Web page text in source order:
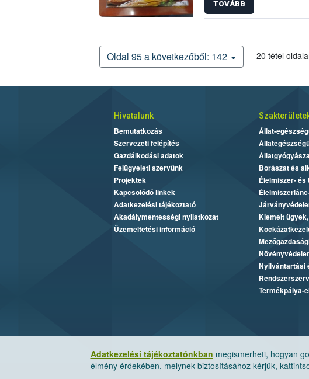
TOVÁBB
Oldal 95 a következőből: 142 — 20 tétel
Adatkezelési tájékoztatónkban megismerheti, hogyan
élmény érdekében, melynek biztosításához kérjük,
Hivatalunk
Bemutatkozás
Szervezeti felépítés
Gazdálkodási adatok
Felügyeleti szervünk
Projektek
Kapcsolódó linkek
Adatkezelési tájékoztató
Akadálymentességi nyilatkozat
Üzemeltetési információ
Állat-
Borászat és
Élelmiszer-
Kiemelt ügyek,
Nyilvántartási
Termékpálya-